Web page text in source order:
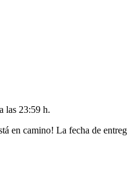
las 23:59 h.
en camino! La fecha de